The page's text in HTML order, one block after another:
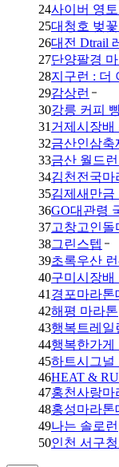
24사이버 영
25대청호 벚
26대전 Dtrail
27단양팔경
28지구런 : 더
29감상런
30강릉 커피
31 거제시장배
32금산인삼축
33금산 월드
34김천전국마
35김제새만금
36GO대관령
37고창고인돌
38그린스텝
39초록우산
40구미시장배
41 경포마라톤
42해평 마라톤
43행복트레일
44행복한가게
45하트시그널
46HEAT &
47홍천사랑마
48홍성마라톤
49나는 솔로런
50인천 서구